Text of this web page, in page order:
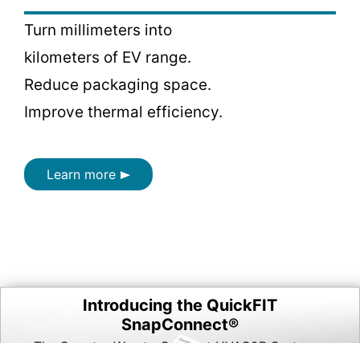
Turn millimeters into
kilometers of EV range.
Reduce packaging space.
Improve thermal efficiency.
Learn more
Introducing the QuickFIT
SnapConnect®